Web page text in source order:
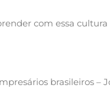
com essa
brasileiros –